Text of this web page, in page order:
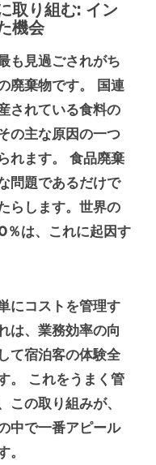
取り組む: イン
機会
も見過ごされがち
廃棄物です。
国連
されている食料の
の主な原因の一つ
れます。 食品廃棄
問題であるだけで
らします。 世界の
％は、これに起因す
にコストを管理す
は、業務効率の向
て宿泊客の体験全
。 これをうまく管
この取り組みが、
中で一番アピール
。